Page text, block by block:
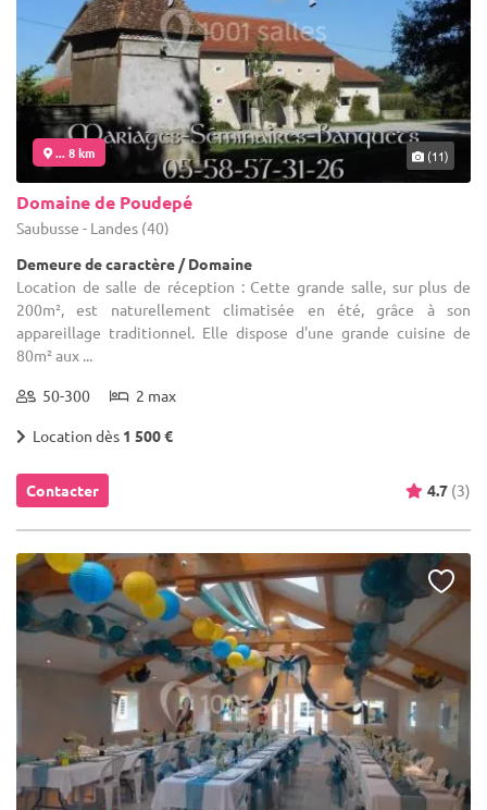
... 8 km (11)
Domaine de Poudepé
Saubusse - Landes (40)
Demeure de caractère / Domaine
Location de salle de réception : Cette grande salle, sur plus de
200m², est naturellement climatisée en été, grâce à son
appareillage traditionnel. Elle dispose d'une grande cuisine de
80m² aux ...
50-300 2 max
Location dès 1 500 €
Contacter 4.7 (3)